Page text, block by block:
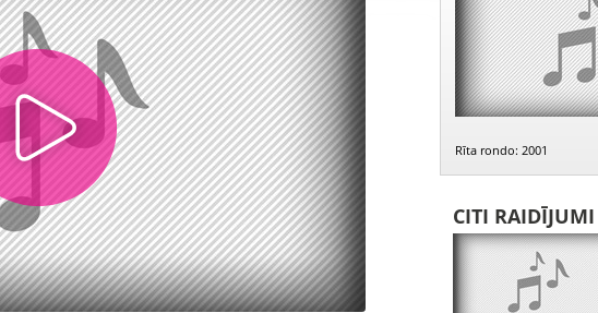
Rīta rondo: 2001
CITI